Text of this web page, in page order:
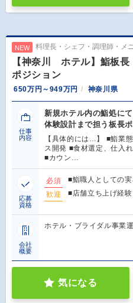
NEW 料理長・シェフ・調理師・メ
【神奈川 ホテル】鮨板
ポジション
650万円～949万円 神奈川県
仕事
内容
新規ホテル内の鮨処に
体験設計まで担う板長ポ
【具体的には…】 ■鮨業
ス開発 ■食材選定、仕入
■カウン…
応募
資格
必須
■鮨職人としての
歓迎
■店舗立ち上げ経
会社
概要
ホテル・ブライダル事業
気になる